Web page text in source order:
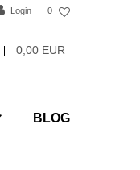
Login 0
0,00 EUR
BLOG